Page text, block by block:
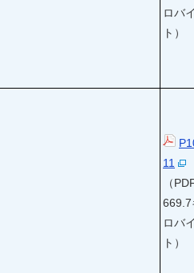
ロバイ
ト）
11
（
669.7
ロバイ
ト）